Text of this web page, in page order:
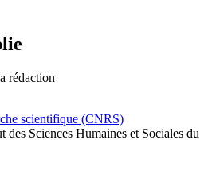
rédaction
des Sciences Humaines et Sociales du